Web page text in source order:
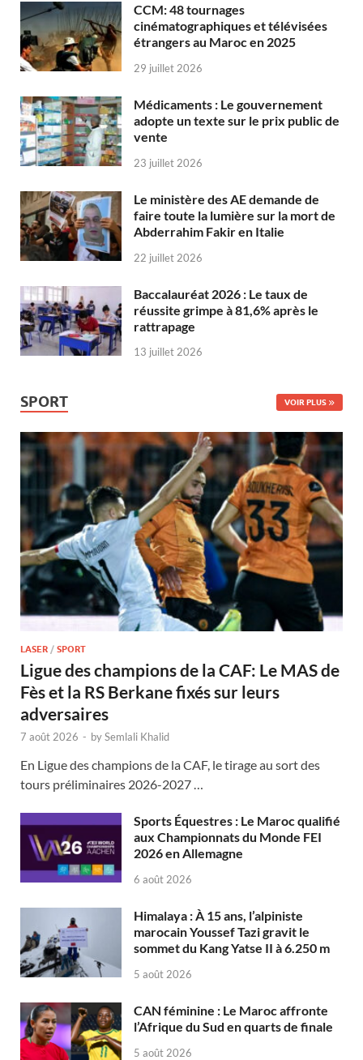
CCM: 48 tournages
cinématographiques et télévisées
étrangers au Maroc en 2025
29 juillet 2026
Médicaments : Le gouvernement
adopte un texte sur le prix public de
vente
23 juillet 2026
Le ministère des AE demande de
faire toute la lumière sur la mort de
Abderrahim Fakir en Italie
22 juillet 2026
Baccalauréat 2026 : Le taux de
réussite grimpe à 81,6% après le
rattrapage
13 juillet 2026
SPORT VOIR PLUS
LASER / SPORT
Ligue des champions de la CAF: Le MAS de
Fès et la RS Berkane fixés sur leurs
adversaires
7 août 2026 - bySemlali Khalid
En Ligue des champions de la CAF, le tirage au sort des
tours préliminaires 2026-2027 …
Sports Équestres : Le Maroc qualifié
aux Championnats du Monde FEI
2026 en Allemagne
6 août 2026
Himalaya : À 15 ans, l’alpiniste
marocain Youssef Tazi gravit le
sommet du Kang Yatse II à 6.250 m
5 août 2026
CAN féminine : Le Maroc affronte
l’Afrique du Sud en quarts de finale
5 août 2026